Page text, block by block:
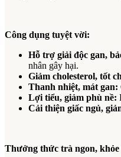
Công dụng tuyệt vời:
Hỗ trợ giải độc gan,
nhân gây hại.
Giảm cholesterol, tốt
Thanh nhiệt, mát gan:
Lợi tiểu, giảm phù nề:
Cải thiện giấc ngủ,
Thưởng thức trà ngon, khỏe